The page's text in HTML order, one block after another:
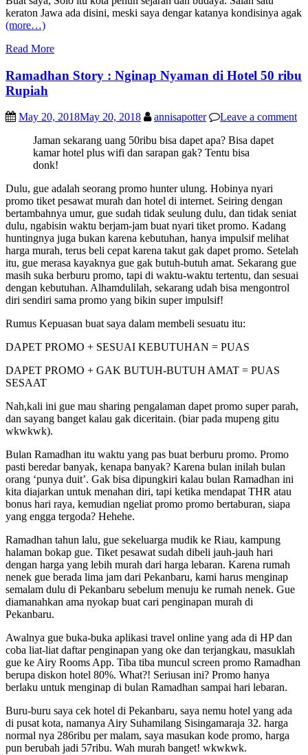
keraton Jawa ada disini, meski saya dengar katanya kondisinya agak
(more…)
Read More
Ramadhan Story : Nginap Nyaman di Hotel 50 ribu
Rupiah
May 20, 2018May 20, 2018 annisapotter
Leave a comment
Jaman sekarang uang 50ribu bisa dapet apa? Bisa dapet
kamar hotel plus wifi dan sarapan gak? Tentu bisa
donk!
Dulu, gue adalah seorang promo hunter ulung. Hobinya nyari
promo tiket pesawat murah dan hotel di internet. Seiring dengan
bertambahnya umur, gue sudah tidak seulung dulu, dan tidak seniat
dulu, ngabisin waktu berjam-jam buat nyari tiket promo. Kadang
huntingnya juga bukan karena kebutuhan, hanya impulsif melihat
harga murah, terus beli cepat karena takut gak dapet promo. Setelah
itu, gue merasa kayaknya gue gak butuh-butuh amat. Sekarang gue
masih suka berburu promo, tapi di waktu-waktu tertentu, dan sesuai
dengan kebutuhan. Alhamdulilah, sekarang udah bisa mengontrol
diri sendiri sama promo yang bikin super impulsif!
Rumus Kepuasan buat saya dalam membeli sesuatu itu:
DAPET PROMO + SESUAI KEBUTUHAN = PUAS
DAPET PROMO + GAK BUTUH-BUTUH AMAT = PUAS
SESAAT
Nah,kali ini gue mau sharing pengalaman dapet promo super parah,
dan sayang banget kalau gak diceritain. (biar pada mupeng gitu
wkwkwk).
Bulan Ramadhan itu waktu yang pas buat berburu promo. Promo
pasti beredar banyak, kenapa banyak? Karena bulan inilah bulan
orang ‘punya duit’. Gak bisa dipungkiri kalau bulan Ramadhan ini
kita diajarkan untuk menahan diri, tapi ketika mendapat THR atau
bonus hari raya, kemudian ngeliat promo promo bertaburan, siapa
yang engga tergoda? Hehehe.
Ramadhan tahun lalu, gue sekeluarga mudik ke Riau, kampung
halaman bokap gue. Tiket pesawat sudah dibeli jauh-jauh hari
dengan harga yang lebih murah dari harga lebaran. Karena rumah
nenek gue berada lima jam dari Pekanbaru, kami harus menginap
semalam dulu di Pekanbaru sebelum menuju ke rumah nenek. Gue
diamanahkan ama nyokap buat cari penginapan murah di
Pekanbaru.
Awalnya gue buka-buka aplikasi travel online yang ada di HP dan
coba liat-liat daftar penginapan yang oke dan terjangkau, masuklah
gue ke Airy Rooms App. Tiba tiba muncul screen promo Ramadhan
berupa diskon hotel 80%. What?! Seriusan ini? Promo hanya
berlaku untuk menginap di bulan Ramadhan sampai hari lebaran.
Buru-buru saya cek hotel di Pekanbaru, saya nemu hotel yang ada
di pusat kota, namanya Airy Suhamilang Sisingamaraja 32. harga
normal nya 286ribu per malam, saya masukan kode promo, harga
pun berubah jadi 57ribu. Wah murah banget! wkwkwk.